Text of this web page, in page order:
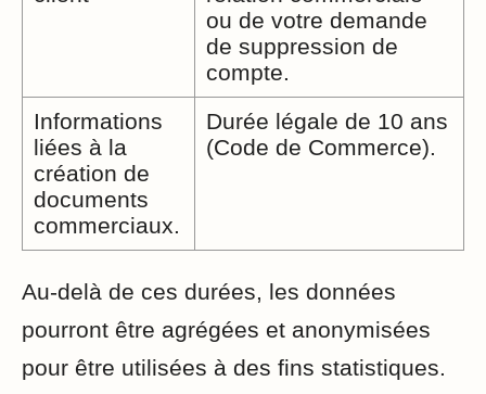
ou de votre demande
de suppression de
compte.
Informations
liées à la
création de
documents
commerciaux.
Durée légale de 10 ans
(Code de Commerce).
Au-delà de ces durées, les données
pourront être agrégées et anonymisées
pour être utilisées à des fins statistiques.